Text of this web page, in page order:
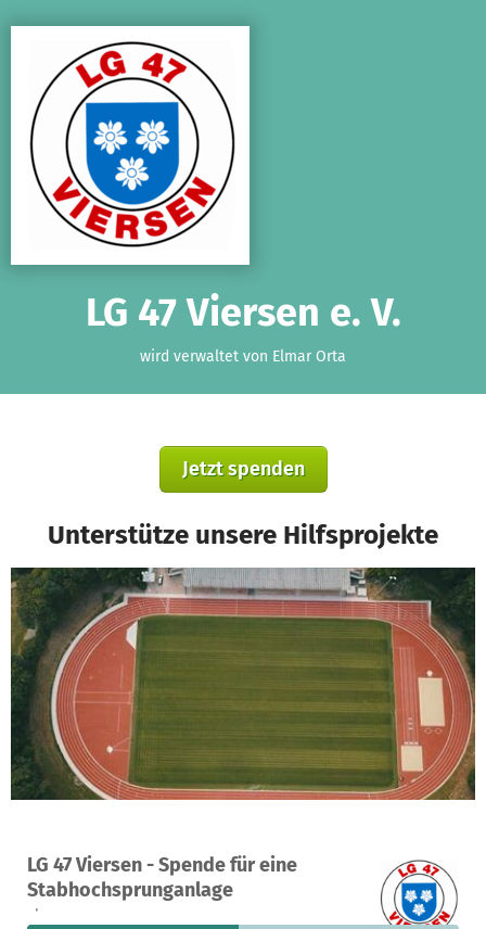
LG 47 Viersen e. V.
wird verwaltet von Elmar Orta
Jetzt spenden
Unterstütze unsere Hilfsprojekte
LG 47 Viersen - Spende für eine
Stabhochsprunganlage
Ein Projekt in Viersen, Deutschland
15 49 %
finanziert
2.508 €
fehlen noch